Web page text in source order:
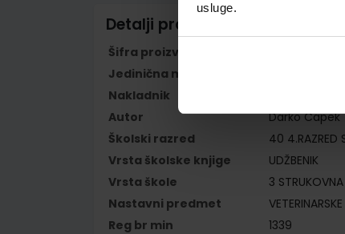
usluge.
Detalji proizvoda
Šifra proizvoda
Jedinična mjera
Nakladnik
Autor
Darko Capek
Školski razred
40 4.RAZRED
Vrsta školske knjige
UDŽBENIK
Vrsta škole
3 STRUKOVNA
Nastavni predmet
Reg br min
1339